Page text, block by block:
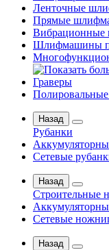
Ленточные
Прямые
Шлифмашины
Граверы
Назад
Рубанки
Сетевые
Назад
Строительные
Сетевые
Назад